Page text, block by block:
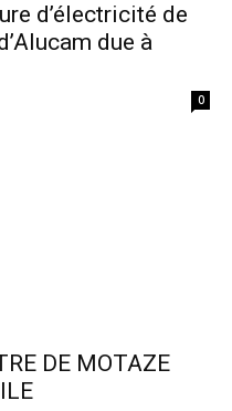
d’électricité de
due à
0
DE MOTAZE